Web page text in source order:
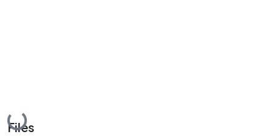
Loading...
Files